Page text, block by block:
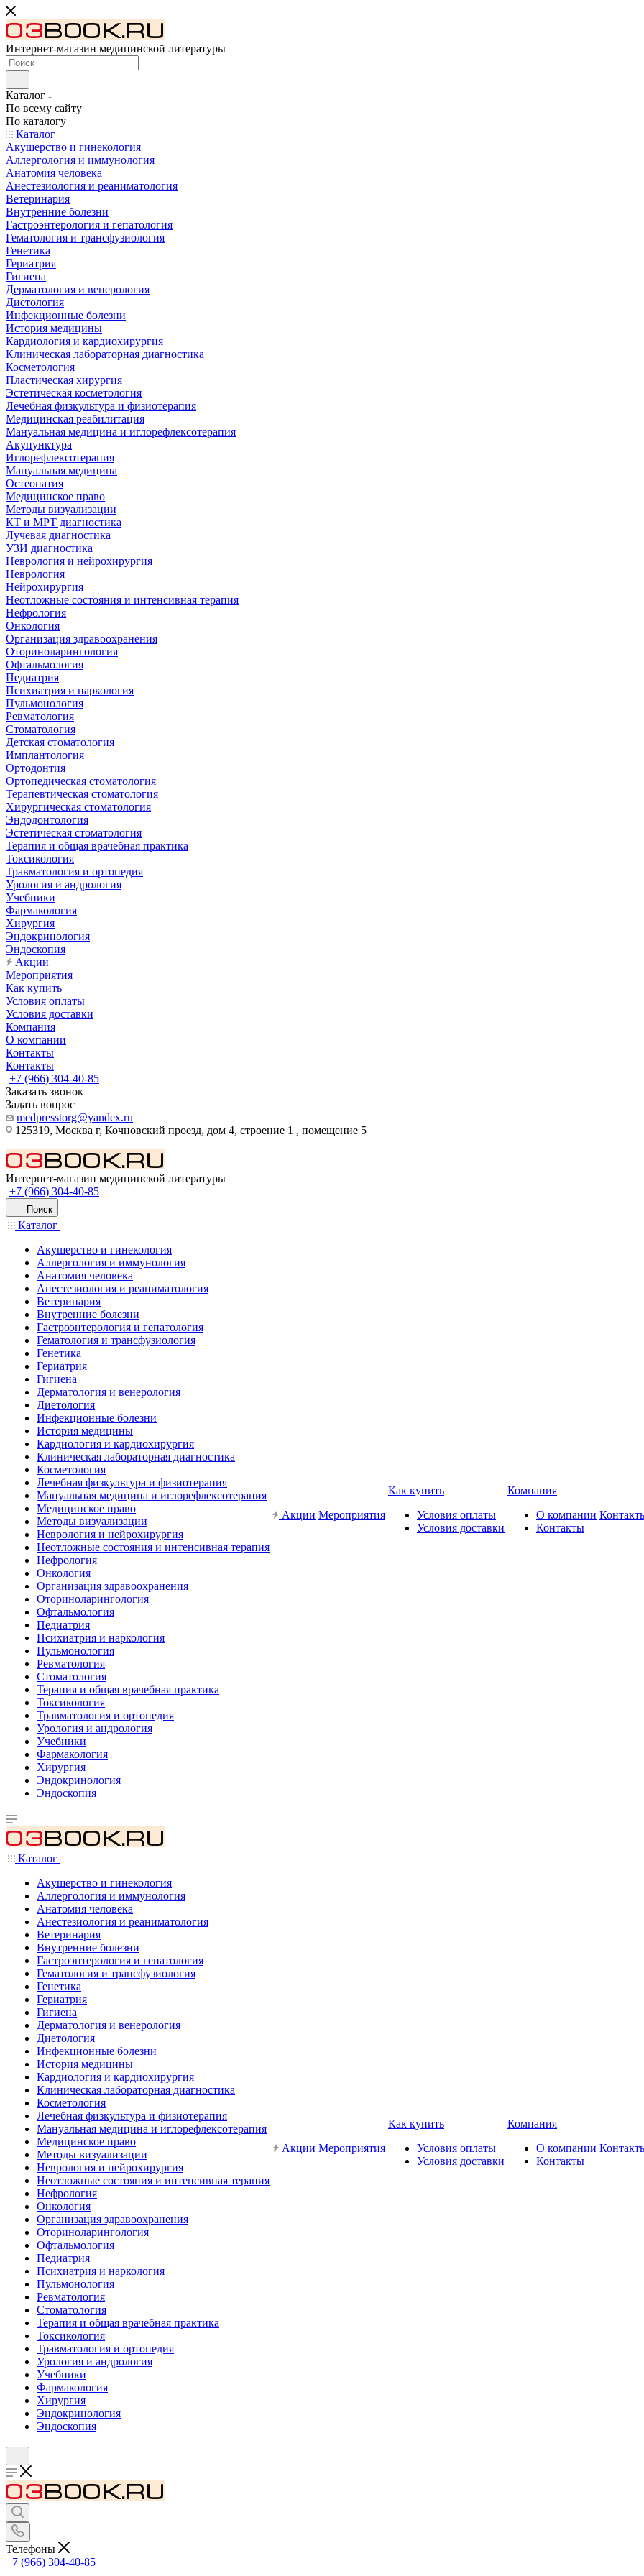
Интернет-магазин медицинской литературы
Каталог
По всему сайту
По каталогу
Каталог
Акушерство и гинекология
Аллергология и иммунология
Анатомия человека
Анестезиология и реаниматология
Ветеринария
Внутренние болезни
Гастроэнтерология и гепатология
Гематология и трансфузиология
Генетика
Гериатрия
Гигиена
Дерматология и венерология
Диетология
Инфекционные болезни
История медицины
Кардиология и кардиохирургия
Клиническая лабораторная диагностика
Косметология
Пластическая хирургия
Эстетическая косметология
Лечебная физкультура и физиотерапия
Медицинская реабилитация
Мануальная медицина и иглорефлексотерапия
Акупунктура
Иглорефлексотерапия
Мануальная медицина
Остеопатия
Медицинское право
Методы визуализации
КТ и МРТ диагностика
Лучевая диагностика
УЗИ диагностика
Неврология и нейрохирургия
Неврология
Нейрохирургия
Неотложные состояния и интенсивная терапия
Нефрология
Онкология
Организация здравоохранения
Оториноларингология
Офтальмология
Педиатрия
Психиатрия и наркология
Пульмонология
Ревматология
Стоматология
Детская стоматология
Имплантология
Ортодонтия
Ортопедическая стоматология
Терапевтическая стоматология
Хирургическая стоматология
Эндодонтология
Эстетическая стоматология
Терапия и общая врачебная практика
Токсикология
Травматология и ортопедия
Урология и андрология
Учебники
Фармакология
Хирургия
Эндокринология
Эндоскопия
Акции
Мероприятия
Как купить
Условия оплаты
Условия доставки
Компания
О компании
Контакты
Контакты
+7 (966) 304-40-85
Заказать звонок
Задать вопрос
medpresstorg@yandex.ru
125319, Москва г, Кочновский проезд, дом 4, строение 1 , помещение 5
Интернет-магазин медицинской литературы
+7 (966) 304-40-85
Поиск
Каталог
Акушерство и гинекология
Аллергология и иммунология
Анатомия человека
Анестезиология и реаниматология
Ветеринария
Внутренние болезни
Гастроэнтерология и гепатология
Гематология и трансфузиология
Генетика
Гериатрия
Гигиена
Дерматология и венерология
Диетология
Инфекционные болезни
История медицины
Кардиология и кардиохирургия
Клиническая лабораторная диагностика
Косметология
Лечебная физкультура и физиотерапия
Мануальная медицина и иглорефлексотерапия
Медицинское право
Методы визуализации
Неврология и нейрохирургия
Неотложные состояния и интенсивная терапия
Нефрология
Онкология
Организация здравоохранения
Оториноларингология
Офтальмология
Педиатрия
Психиатрия и наркология
Пульмонология
Ревматология
Стоматология
Терапия и общая врачебная практика
Токсикология
Травматология и ортопедия
Урология и андрология
Учебники
Фармакология
Хирургия
Эндокринология
Эндоскопия
Акции Мероприятия
Как купить
Условия оплаты
Условия доставки
Компания
О компании
Контакты
Каталог
Акушерство и гинекология
Аллергология и иммунология
Анатомия человека
Анестезиология и реаниматология
Ветеринария
Внутренние болезни
Гастроэнтерология и гепатология
Гематология и трансфузиология
Генетика
Гериатрия
Гигиена
Дерматология и венерология
Диетология
Инфекционные болезни
История медицины
Кардиология и кардиохирургия
Клиническая лабораторная диагностика
Косметология
Лечебная физкультура и физиотерапия
Мануальная медицина и иглорефлексотерапия
Медицинское право
Методы визуализации
Неврология и нейрохирургия
Неотложные состояния и интенсивная терапия
Нефрология
Онкология
Организация здравоохранения
Оториноларингология
Офтальмология
Педиатрия
Психиатрия и наркология
Пульмонология
Ревматология
Стоматология
Терапия и общая врачебная практика
Токсикология
Травматология и ортопедия
Урология и андрология
Учебники
Фармакология
Хирургия
Эндокринология
Эндоскопия
Акции Мероприятия
Как купить
Условия оплаты
Условия доставки
Компания
О компании
Контакты
Телефоны
+7 (966) 304-40-85